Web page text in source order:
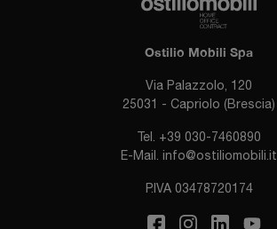
Ostilio Mobili Spa
Via Palazzolo, 120
25031 - Capriolo (Brescia)
Tel. +39 030-7460890
E-Mail. info@ostiliomobili.it
P.IVA 03478720174